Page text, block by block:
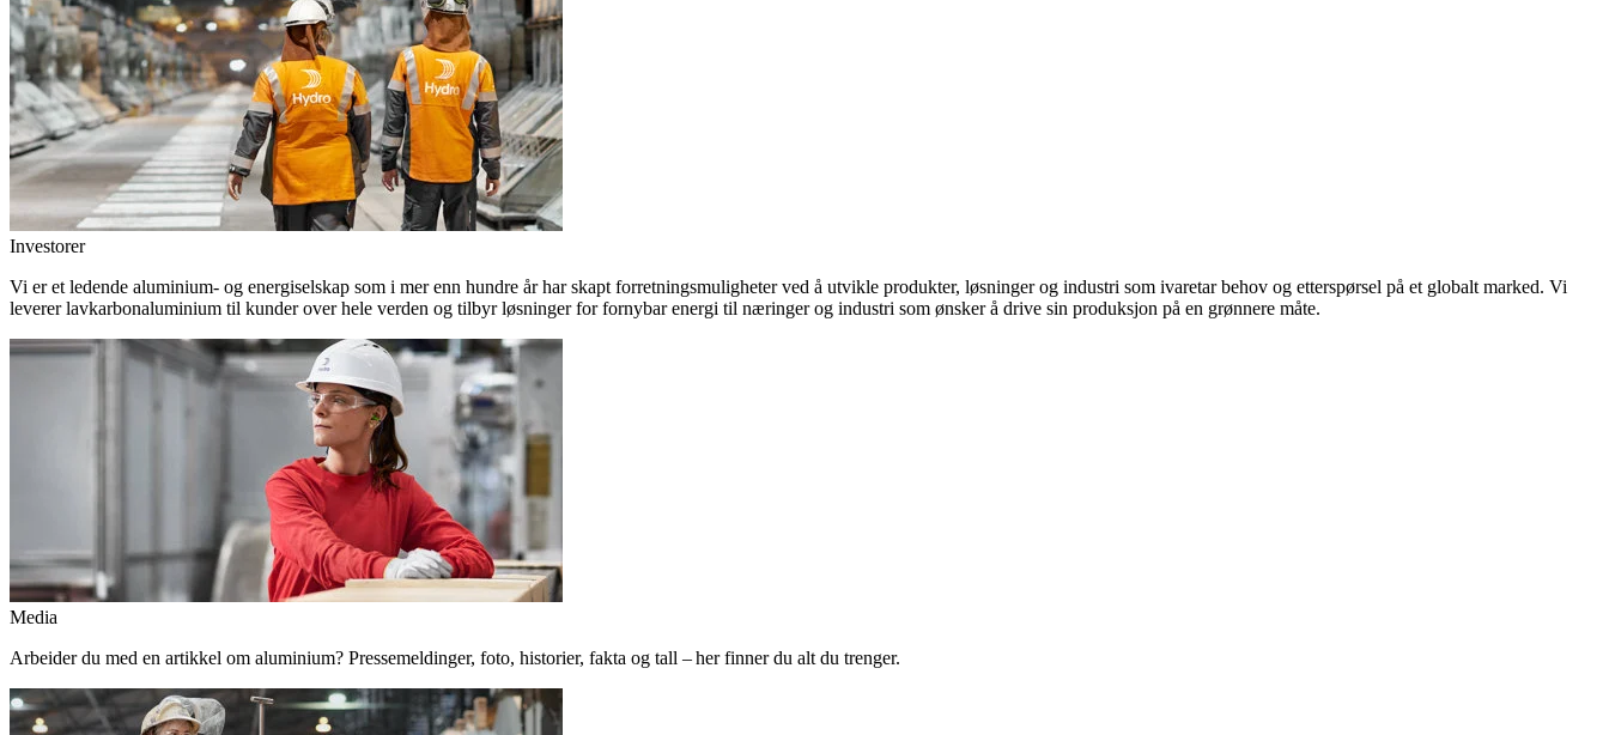
Investorer
Vi er et ledende aluminium- og energiselskap som i mer enn hundre år har skapt forretningsmuligheter ved å utvikle produkter, løsninger og industri som ivaretar behov og etterspørsel på et globalt marked. Vi
leverer lavkarbonaluminium til kunder over hele verden og tilbyr løsninger for fornybar energi til næringer og industri som ønsker å drive sin produksjon på en grønnere måte.
Media
Arbeider du med en artikkel om aluminium? Pressemeldinger, foto, historier, fakta og tall – her finner du alt du trenger.